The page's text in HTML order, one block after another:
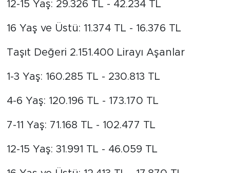
12-15 Yaş: 29.326 TL - 42.234 TL
16 Yaş ve Üstü: 11.374 TL - 16.376 TL
Taşıt Değeri 2.151.400 Lirayı Aşanlar
1-3 Yaş: 160.285 TL - 230.813 TL
4-6 Yaş: 120.196 TL - 173.170 TL
7-11 Yaş: 71.168 TL - 102.477 TL
12-15 Yaş: 31.991 TL - 46.059 TL